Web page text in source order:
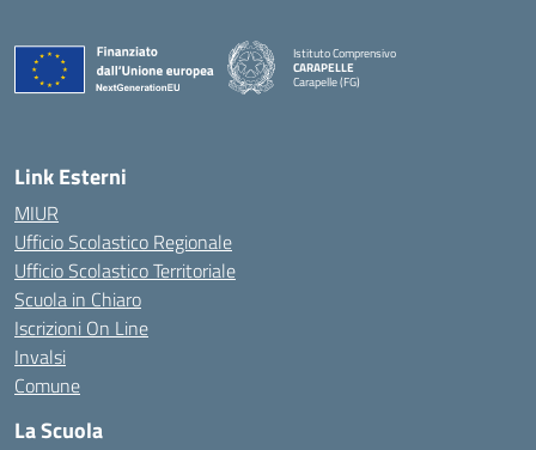
Istituto Comprensivo
CARAPELLE
Carapelle (FG)
— Visita la pagina iniziale della scuola
Link Esterni
MIUR
Ufficio Scolastico Regionale
Ufficio Scolastico Territoriale
Scuola in Chiaro
Iscrizioni On Line
Invalsi
Comune
La Scuola